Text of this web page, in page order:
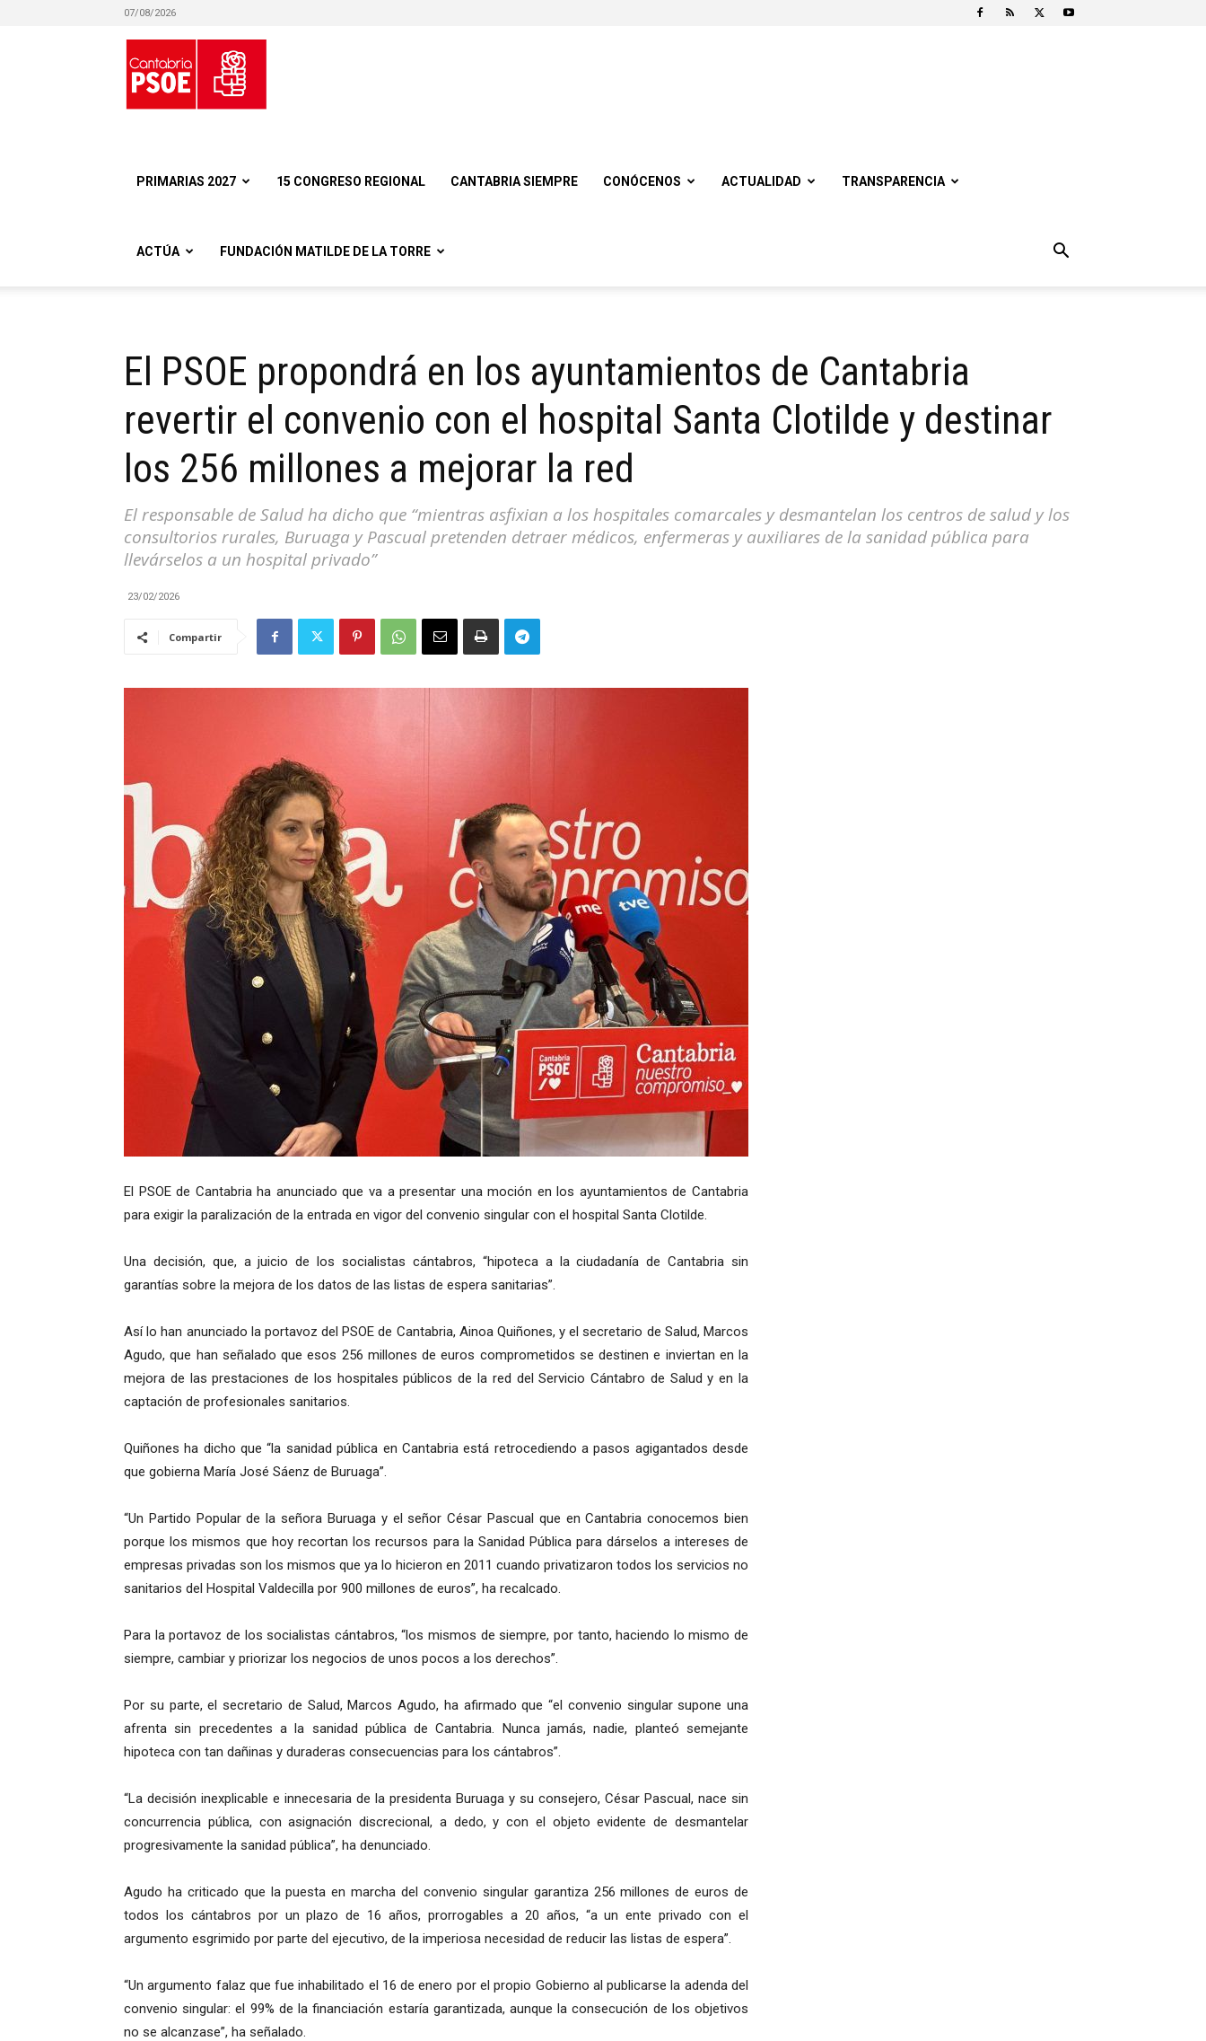
07/08/2026
Cantabria
PRIMARIAS 2027 15 CONGRESO REGIONAL CANTABRIA SIEMPRE CONÓCENOS ACTUALIDAD TRANSPARENCIA
ACTÚA FUNDACIÓN MATILDE DE LA TORRE
El PSOE propondrá en los ayuntamientos de Cantabria
revertir el convenio con el hospital Santa Clotilde y destinar
los 256 millones a mejorar la red
El responsable de Salud ha dicho que “mientras asfixian a los hospitales comarcales y desmantelan los centros de salud y los
consultorios rurales, Buruaga y Pascual pretenden detraer médicos, enfermeras y auxiliares de la sanidad pública para
llevárselos a un hospital privado”
23/02/2026
Compartir
El PSOE de Cantabria ha anunciado que va a presentar una moción en los ayuntamientos de Cantabria
para exigir la paralización de la entrada en vigor del convenio singular con el hospital Santa Clotilde.
Una decisión, que, a juicio de los socialistas cántabros, “hipoteca a la ciudadanía de Cantabria sin
garantías sobre la mejora de los datos de las listas de espera sanitarias”.
Así lo han anunciado la portavoz del PSOE de Cantabria, Ainoa Quiñones, y el secretario de Salud, Marcos
Agudo, que han señalado que esos 256 millones de euros comprometidos se destinen e inviertan en la
mejora de las prestaciones de los hospitales públicos de la red del Servicio Cántabro de Salud y en la
captación de profesionales sanitarios.
Quiñones ha dicho que “la sanidad pública en Cantabria está retrocediendo a pasos agigantados desde
que gobierna María José Sáenz de Buruaga”.
“Un Partido Popular de la señora Buruaga y el señor César Pascual que en Cantabria conocemos bien
porque los mismos que hoy recortan los recursos para la Sanidad Pública para dárselos a intereses de
empresas privadas son los mismos que ya lo hicieron en 2011 cuando privatizaron todos los servicios no
sanitarios del Hospital Valdecilla por 900 millones de euros”, ha recalcado.
Para la portavoz de los socialistas cántabros, “los mismos de siempre, por tanto, haciendo lo mismo de
siempre, cambiar y priorizar los negocios de unos pocos a los derechos”.
Por su parte, el secretario de Salud, Marcos Agudo, ha afirmado que “el convenio singular supone una
afrenta sin precedentes a la sanidad pública de Cantabria. Nunca jamás, nadie, planteó semejante
hipoteca con tan dañinas y duraderas consecuencias para los cántabros”.
“La decisión inexplicable e innecesaria de la presidenta Buruaga y su consejero, César Pascual, nace sin
concurrencia pública, con asignación discrecional, a dedo, y con el objeto evidente de desmantelar
progresivamente la sanidad pública”, ha denunciado.
Agudo ha criticado que la puesta en marcha del convenio singular garantiza 256 millones de euros de
todos los cántabros por un plazo de 16 años, prorrogables a 20 años, “a un ente privado con el
argumento esgrimido por parte del ejecutivo, de la imperiosa necesidad de reducir las listas de espera”.
“Un argumento falaz que fue inhabilitado el 16 de enero por el propio Gobierno al publicarse la adenda del
convenio singular: el 99% de la financiación estaría garantizada, aunque la consecución de los objetivos
no se alcanzase”, ha señalado.